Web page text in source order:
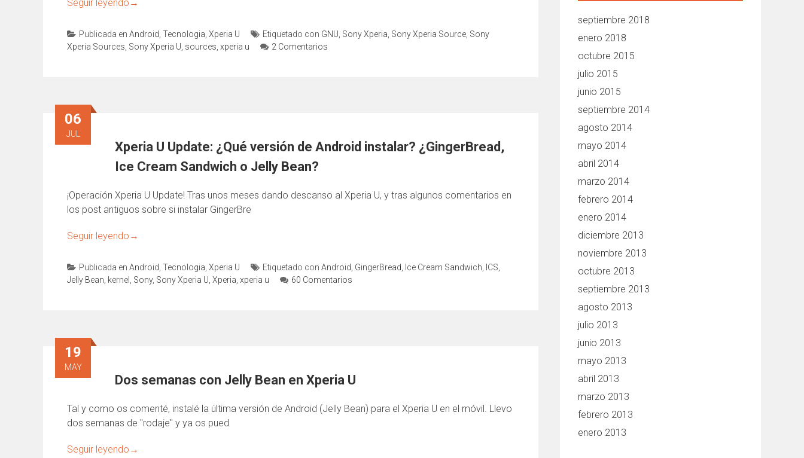
Seguir leyendo →
Publicada en Android Tecnologia Xperia U Etiquetado con GNU Sony Xperia Sony Xperia Source Sony
Xperia Sources Sony Xperia U sources xperia u 2 Comentarios
06
JUL
Xperia U Update: ¿Qué versión de Android instalar? ¿GingerBread,
Ice Cream Sandwich o Jelly Bean?
¡Operación Xperia U Update! Tras unos meses dando descanso al Xperia U, y tras algunos comentarios en
los post antiguos sobre si instalar GingerBre
Seguir leyendo →
Publicada en Android Tecnologia Xperia U Etiquetado con Android GingerBread Ice Cream Sandwich ICS
Jelly Bean kernel Sony, Sony Xperia U Xperia xperia u 60 Comentarios
19
MAY
Dos semanas con Jelly Bean en Xperia U
Tal y como os comenté, instalé la última versión de Android (Jelly Bean) para el Xperia U en el móvil. Llevo
dos semanas de "rodaje" y ya os pued
Seguir leyendo →
septiembre 2018
enero 2018
octubre 2015
julio 2015
junio 2015
septiembre 2014
agosto 2014
mayo 2014
abril 2014
marzo 2014
febrero 2014
enero 2014
diciembre 2013
noviembre 2013
octubre 2013
septiembre 2013
agosto 2013
julio 2013
junio 2013
mayo 2013
abril 2013
marzo 2013
febrero 2013
enero 2013